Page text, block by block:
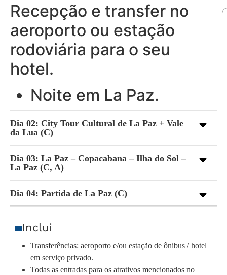
Recepção e transfer no
aeroporto ou estação
rodoviária para o seu
hotel.
Noite em La Paz.
Dia 02: City Tour Cultural de La Paz + Vale
da Lua (C)
Dia 03: La Paz – Copacabana – Ilha do Sol –
La Paz (C, A)
Dia 04: Partida de La Paz (C)
Inclui
Transferências: aeroporto e/ou estação de ônibus / hotel
em serviço privado.
Todas as entradas para os atrativos mencionados no